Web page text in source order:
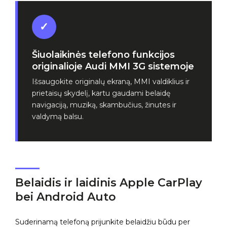
✓
Šiuolaikinės telefono funkcijos
originalioje Audi MMI 3G sistemoje
Išsaugokite originalų ekraną, MMI valdiklius ir
prietaisų skydelį, kartu gaudami belaidę
navigaciją, muziką, skambučius, žinutes ir
valdymą balsu.
Belaidis ir laidinis Apple CarPlay
bei Android Auto
Suderinamą telefoną prijunkite belaidžiu būdu per